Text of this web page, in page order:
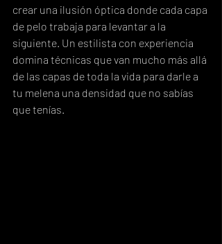
crear una ilusión óptica donde cada capa
de pelo trabaja para levantar a la
siguiente. Un estilista con experiencia
domina técnicas que van mucho más allá
de las capas de toda la vida para darle a
tu melena una densidad que no sabías
que tenías.